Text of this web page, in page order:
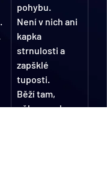
pohybu.
Není v nich ani
kapka
strnulosti a
zapšklé
tuposti.
Běží tam,
někam, pak